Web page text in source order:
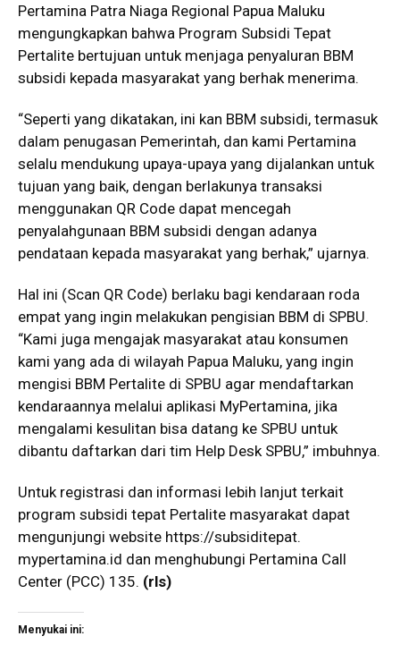
Pertamina Patra Niaga Regional Papua Maluku
mengungkapkan bahwa Program Subsidi Tepat
Pertalite bertujuan untuk menjaga penyaluran BBM
subsidi kepada masyarakat yang berhak menerima.
“Seperti yang dikatakan, ini kan BBM subsidi, termasuk
dalam penugasan Pemerintah, dan kami Pertamina
selalu mendukung upaya-upaya yang dijalankan untuk
tujuan yang baik, dengan berlakunya transaksi
menggunakan QR Code dapat mencegah
penyalahgunaan BBM subsidi dengan adanya
pendataan kepada masyarakat yang berhak,” ujarnya.
Hal ini (Scan QR Code) berlaku bagi kendaraan roda
empat yang ingin melakukan pengisian BBM di SPBU.
“Kami juga mengajak masyarakat atau konsumen
kami yang ada di wilayah Papua Maluku, yang ingin
mengisi BBM Pertalite di SPBU agar mendaftarkan
kendaraannya melalui aplikasi MyPertamina, jika
mengalami kesulitan bisa datang ke SPBU untuk
dibantu daftarkan dari tim Help Desk SPBU,” imbuhnya.
Untuk registrasi dan informasi lebih lanjut terkait
program subsidi tepat Pertalite masyarakat dapat
mengunjungi website https://subsiditepat.
mypertamina.id dan menghubungi Pertamina Call
Center (PCC) 135. (rls)
Menyukai ini: